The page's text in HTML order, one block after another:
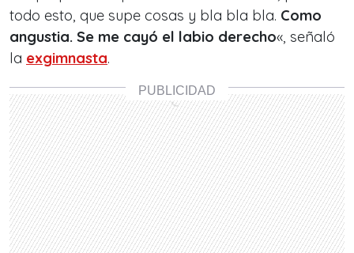
todo esto, que supe cosas y bla bla bla. Como
angustia. Se me cayó el labio derecho«, señaló
la exgimnasta.